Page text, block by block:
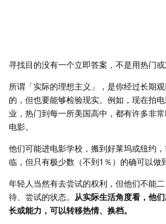
寻找目的没有一个立即答案，不是用热门或
所谓「实际的理想主义」，是你经过长期
的，但也要能够检验现实。例如，现在拍
业，热门到每一所美国高中，都有许多非
电影。
他们可能进电影学校，搬到好莱坞或纽约
临，但只有极少数（不到1％）的确可以做
年轻人当然有去尝试的权利，但他们不能
待、尝试的状态。 从实际生活角度看，他
长或能力，可以转移热情、换档。